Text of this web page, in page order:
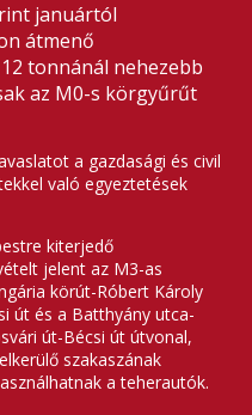
januártól
átmenő
tonnánál nehezebb
az M0-s körgyűrűt
a gazdasági és civil
való egyeztetések
kiterjedő
jelent az M3-as
körút-Róbert Károly
út és a Batthyány utca-
út-Bécsi út útvonal,
szakaszának
a teherautók.